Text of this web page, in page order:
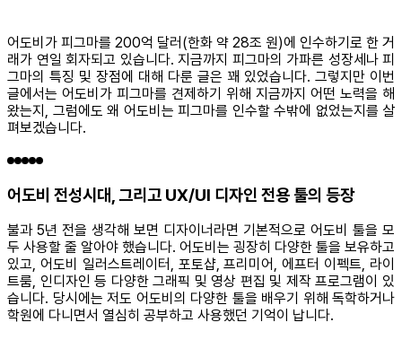
어도비가 피그마를 200억 달러(한화 약 28조 원)에 인수하기로 한 거
래가 연일 회자되고 있습니다. 지금까지 피그마의 가파른 성장세나 피
그마의 특징 및 장점에 대해 다룬 글은 꽤 있었습니다. 그렇지만 이번
글에서는 어도비가 피그마를 견제하기 위해 지금까지 어떤 노력을 해
왔는지, 그럼에도 왜 어도비는 피그마를 인수할 수밖에 없었는지를 살
펴보겠습니다.
어도비 전성시대, 그리고 UX/UI 디자인 전용 툴의 등장
불과 5년 전을 생각해 보면 디자이너라면 기본적으로 어도비 툴을 모
두 사용할 줄 알아야 했습니다. 어도비는 굉장히 다양한 툴을 보유하고
있고, 어도비 일러스트레이터, 포토샵, 프리미어, 에프터 이펙트, 라이
트룸, 인디자인 등 다양한 그래픽 및 영상 편집 및 제작 프로그램이 있
습니다. 당시에는 저도 어도비의 다양한 툴을 배우기 위해 독학하거나
학원에 다니면서 열심히 공부하고 사용했던 기억이 납니다.